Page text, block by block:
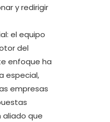
y redirigir
el equipo
del
enfoque ha
especial,
empresas
aliado que